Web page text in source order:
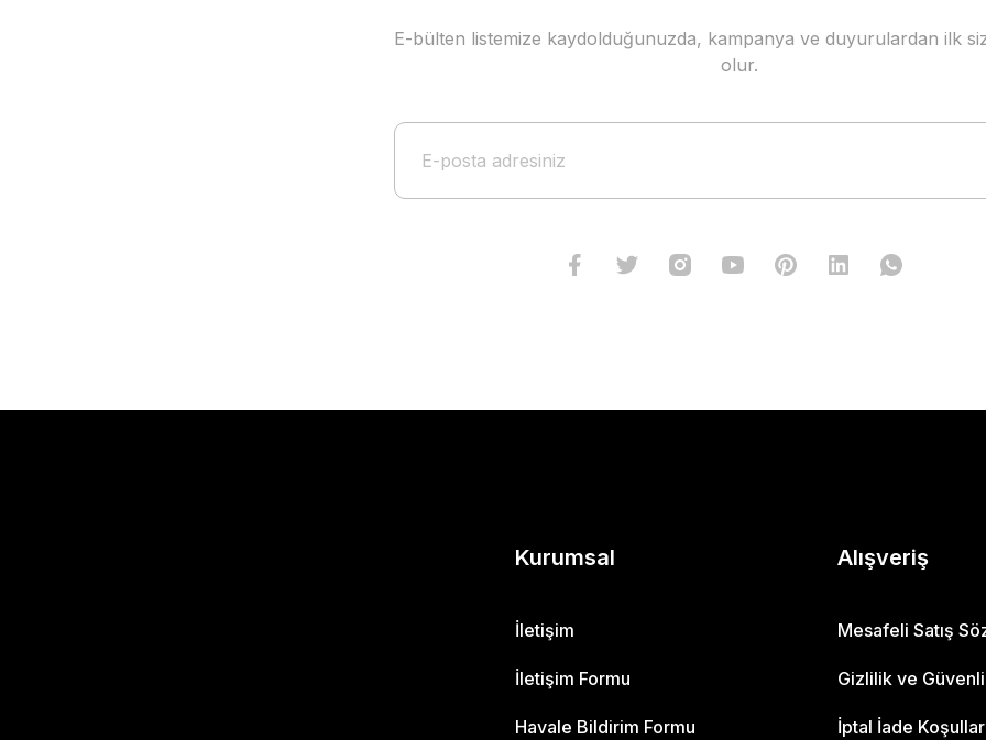
E-bülten listemize kaydolduğunuzda, kampanya ve duyurulardan ilk
olur.
Kurumsal
İletişim
İletişim Formu
Havale Bildirim Formu
Alışveriş
Mesafeli Satış
Gizlilik ve
İptal İade